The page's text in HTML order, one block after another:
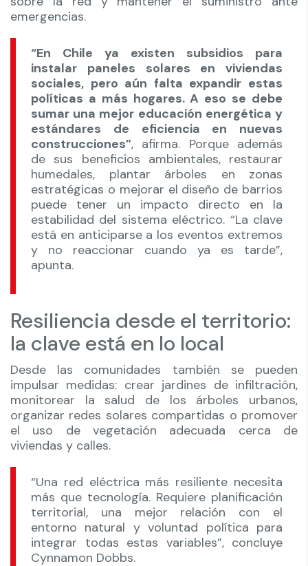
emergencias.
“En Chile ya existen subsidios para
instalar paneles solares en viviendas
sociales, pero aún falta expandir estas
políticas a más hogares. A eso se debe
sumar una mejor educación energética y
estándares de eficiencia en nuevas
construcciones”, afirma. Porque además
de sus beneficios ambientales, restaurar
humedales, plantar árboles en zonas
estratégicas o mejorar el diseño de barrios
puede tener un impacto directo en la
estabilidad del sistema eléctrico. “La clave
está en anticiparse a los eventos extremos
y no reaccionar cuando ya es tarde”,
apunta.
Resiliencia desde el territorio:
la clave está en lo local
Desde las comunidades también se pueden
impulsar medidas: crear jardines de infiltración,
monitorear la salud de los árboles urbanos,
organizar redes solares compartidas o promover
el uso de vegetación adecuada cerca de
viviendas y calles.
“Una red eléctrica más resiliente necesita
más que tecnología. Requiere planificación
territorial, una mejor relación con el
entorno natural y voluntad política para
integrar todas estas variables”, concluye
Cynnamon Dobbs.